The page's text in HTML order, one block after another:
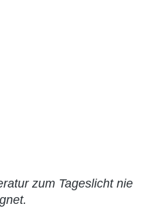
zum Tageslicht nie